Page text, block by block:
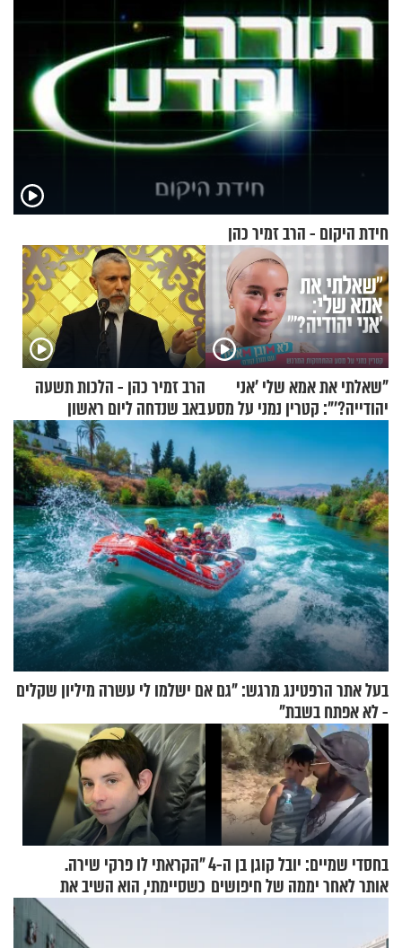
חידת היקום - הרב זמיר כהן
"שאלתי את אמא שלי 'אני
יהודייה?'": קטרין נמני על מסע
ההתחזקות המרגש
הרב זמיר כהן - הלכות תשעה
באב שנדחה ליום ראשון
בעל אתר הרפטינג מרגש: "גם אם ישלמו לי עשרה מיליון שקלים
- לא אפתח בשבת"
בחסדי שמיים: יובל קוגן בן ה-4
אותר לאחר יממה של חיפושים
"הקראתי לו פרקי שירה.
כשסיימתי, הוא השיב את